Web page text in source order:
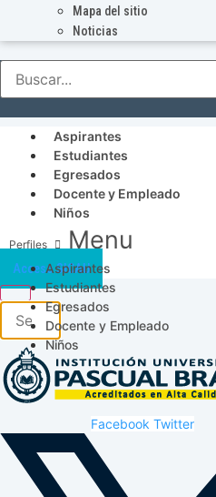
Mapa del sitio
Noticias
Aspirantes
Estudiantes
Egresados
Docente y Empleado
Niños
Menu
Aspirantes
Estudiantes
Egresados
Docente y Empleado
Niños
Acceso SICAU
Facebook Twitter